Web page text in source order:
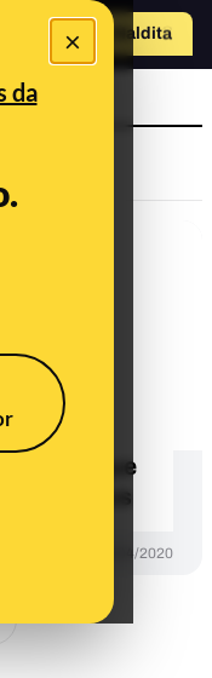
×
da
Hazte Maldito
de la
que
coronavirus
05/04/2020